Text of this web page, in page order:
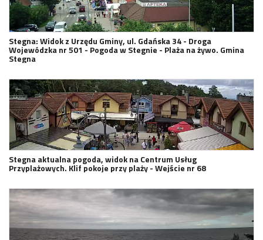
Stegna: Widok z Urzędu Gminy, ul. Gdańska 34 - Droga
Wojewódzka nr 501 - Pogoda w Stegnie - Plaża na żywo. Gmina
Stegna
Stegna aktualna pogoda, widok na Centrum Usług
Przyplażowych. Klif pokoje przy plaży - Wejście nr 68